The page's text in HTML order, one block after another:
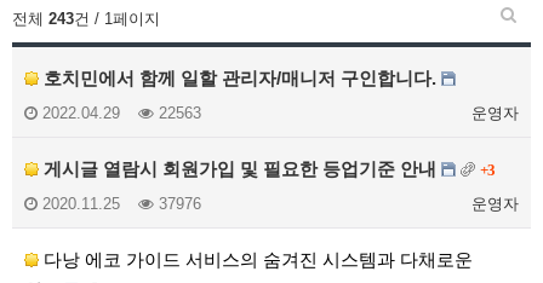
전체 243건 / 1페이지
호치민에서 함께 일할 관리자/매니저 구인합니다.
운영자
2022.04.29 22563
게시글 열람시 회원가입 및 필요한 등업기준 안내 +3
운영자
2020.11.25 37976
다낭 에코 가이드 서비스의 숨겨진 시스템과 다채로운